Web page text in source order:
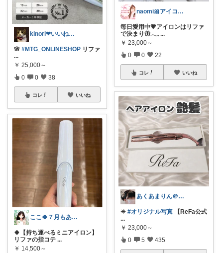
kinori❤︎いいねご購入感謝です💝
🌸 #MTG_ONLINESHOP リファ
...
￥ 25,000～
0 0 38
コレ いいね
ここ🍀７月もありがとう🍀
🍀【持ち運べるミニアイロン】
リファの指コテ ...
￥ 14,500～
naomi🎀アイコン変えました🫧
毎日愛用中💗アイロンはリファ
で決まり🦋𓂃𓈒 ...
￥ 23,000～
0 0 22
コレ いいね
あくあまりん＠アメブロもよろしく💕
✴️ #オリジナル写真 【ReFa公式
...
￥ 23,000～
0 5 435